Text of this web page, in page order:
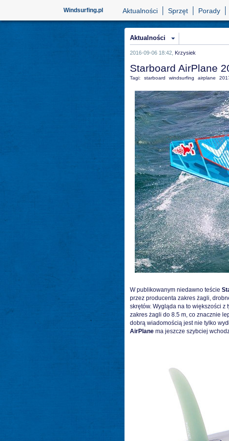
Windsurfing.pl Aktualności Sprzęt Porady
Aktualności
2016-09-06 18:42, Krzysiek
Starboard AirPlane
Tagi: starboard windsurfing airplane
W publikowanym niedawno teście
przez producenta zakres żagli,
skrętów. Wygląda na to większości
zakres żagli do 8.5 m, co znacznie
dobrą wiadomością jest nie tylko
AirPlanema jeszcze szybciej